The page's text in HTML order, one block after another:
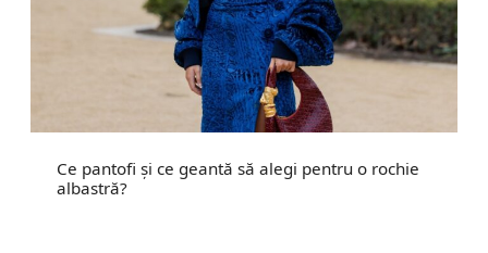
Ce pantofi și ce geantă să alegi pentru o rochie
albastră?